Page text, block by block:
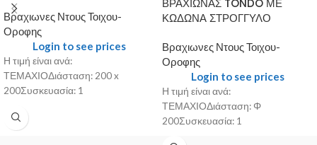
Βραχιωνες Ντους Τοιχου-
Οροφης
Login to see prices
Η τιμή είναι ανά:
ΤΕΜΑΧΙΟΔιάσταση: 200 x
200Συσκευασία: 1
ΚΩΔΩΝΑ ΣΤΡΟΓΓΥΛΟ
Βραχιωνες Ντους Τοιχου-
Οροφης
Login to see prices
Η τιμή είναι ανά:
ΤΕΜΑΧΙΟΔιάσταση: Φ
200Συσκευασία: 1